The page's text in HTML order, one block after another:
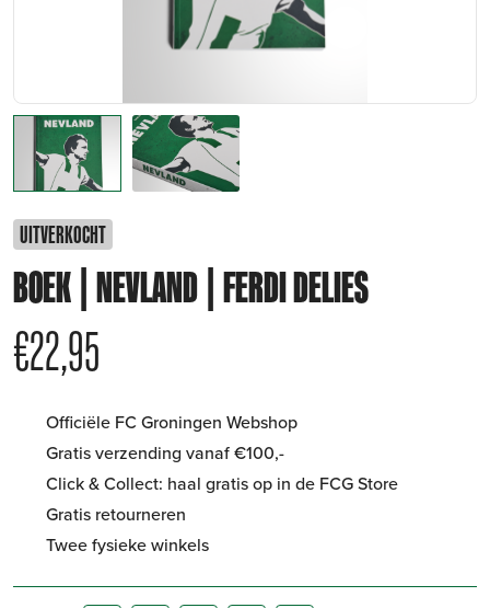
UITVERKOCHT
BOEK | NEVLAND | FERDI DELIES
€22,95
Officiële FC Groningen Webshop
Gratis verzending vanaf €100,-
Click & Collect: haal gratis op in de FCG Store
Gratis retourneren
Twee fysieke winkels